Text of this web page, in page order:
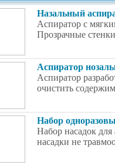
Назальный
Аспиратор с
Прозрачные
Аспиратор
Аспиратор
очистить
Набор
Набор насадок
насадки не